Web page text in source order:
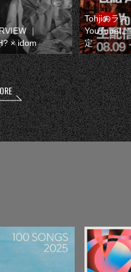
｜
× idom
Tohjiのラス
YouTubeに
定